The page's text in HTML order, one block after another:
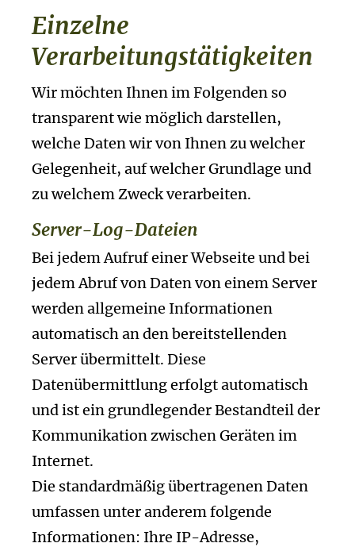
Einzelne
Verarbeitungstätigkeiten
Wir möchten Ihnen im Folgenden so
transparent wie möglich darstellen,
welche Daten wir von Ihnen zu welcher
Gelegenheit, auf welcher Grundlage und
zu welchem Zweck verarbeiten.
Server-Log-Dateien
Bei jedem Aufruf einer Webseite und bei
jedem Abruf von Daten von einem Server
werden allgemeine Informationen
automatisch an den bereitstellenden
Server übermittelt. Diese
Datenübermittlung erfolgt automatisch
und ist ein grundlegender Bestandteil der
Kommunikation zwischen Geräten im
Internet.
Die standardmäßig übertragenen Daten
umfassen unter anderem folgende
Informationen: Ihre IP-Adresse,